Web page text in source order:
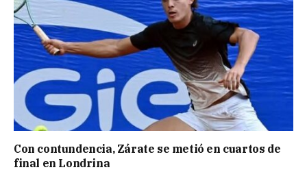
Con contundencia, Zárate se metió en cuartos de
final en Londrina